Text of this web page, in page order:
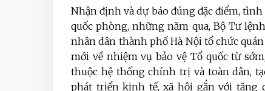
Nhận định và dự báo đúng đặc điểm,
quốc phòng, những năm qua, Bộ Tư
nhân dân thành phố Hà Nội tổ chức
mới về nhiệm vụ bảo vệ Tổ quốc từ
thuộc hệ thống chính trị và toàn dân,
phát triển kinh tế, xã hội gắn với tăng